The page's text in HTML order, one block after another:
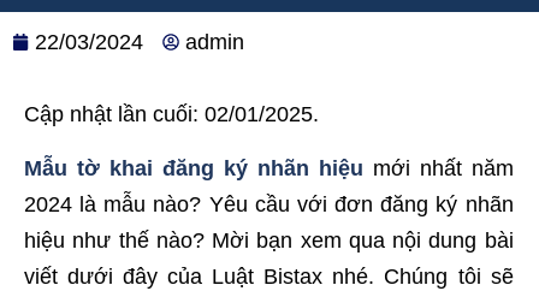
22/03/2024 admin
Cập nhật lần cuối: 02/01/2025.
Mẫu tờ khai đăng ký nhãn hiệu mới nhất năm
2024 là mẫu nào? Yêu cầu với đơn đăng ký nhãn
hiệu như thế nào? Mời bạn xem qua nội dung bài
viết dưới đây của Luật Bistax nhé. Chúng tôi sẽ